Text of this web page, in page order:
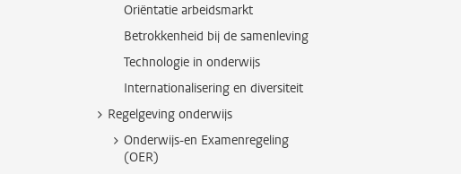
Oriëntatie arbeidsmarkt
Betrokkenheid bij de samenleving
Technologie in onderwijs
Internationalisering en diversiteit
Regelgeving onderwijs
Onderwijs-en Examenregeling
(OER)